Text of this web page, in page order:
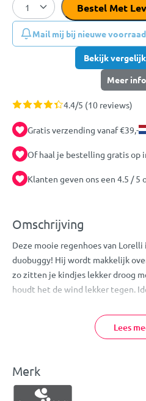
Bestel Met
Mail mij bij nieuwe voorraad
Bekijk
Meer
4.4/5 (10 reviews)
Gratis verzending vanaf €39,-
Of haal je bestelling gratis op
Klanten geven ons een 4.5 / 5
Omschrijving
Deze mooie regenhoes van
duobuggy! Hij wordt makkelijk
zo zitten je kindjes lekker droog
houdt het de wind lekker tegen.
Lorelli universele regenhoes
Tegen regen, sneeuw en wind
Lees
Merk